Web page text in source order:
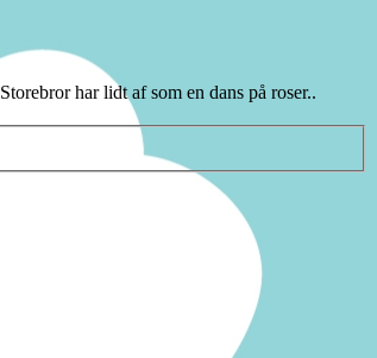
har lidt af som en dans på roser..